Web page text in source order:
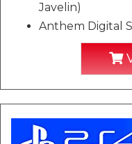
Javelin)
Anthem Digital